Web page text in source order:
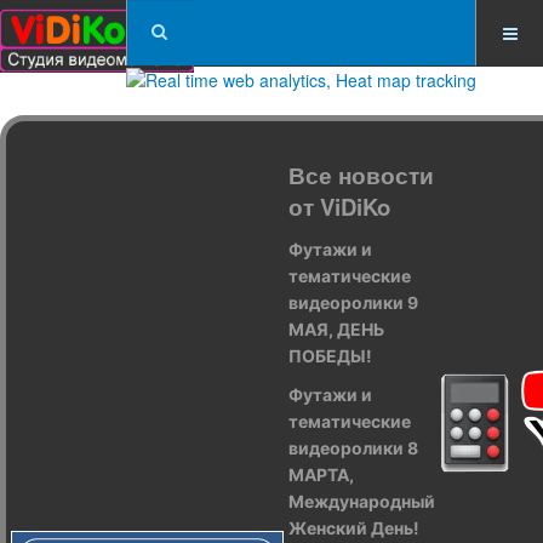
Все новости
от ViDiKo
Футажи и
тематические
видеоролики 9
МАЯ, ДЕНЬ
ПОБЕДЫ!
Футажи и
тематические
видеоролики 8
МАРТА,
Международный
Женский День!